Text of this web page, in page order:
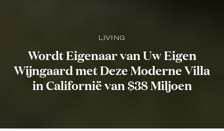
LIVING
Wordt Eigenaar van Uw Eigen
Wijngaard met Deze Moderne Villa
in Californië van $38 Miljoen